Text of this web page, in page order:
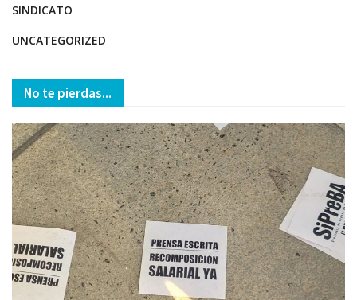
SINDICATO
UNCATEGORIZED
No te pierdas...